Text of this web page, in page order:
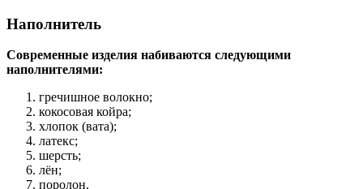
Наполнитель
Современные изделия набиваются следующими
наполнителями:
гречишное волокно;
кокосовая койра;
хлопок (вата);
латекс;
шерсть;
лён;
поролон.